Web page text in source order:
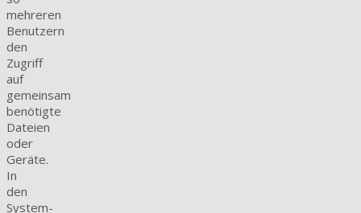
mehreren
Benutzern
den
Zugriff
auf
gemeinsam
benötigte
Dateien
oder
Geräte.
In
den
System-